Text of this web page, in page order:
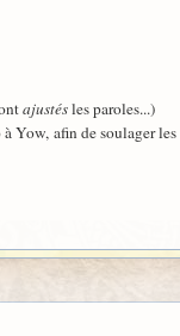
ajustésles paroles...)
Yow, afin de soulager